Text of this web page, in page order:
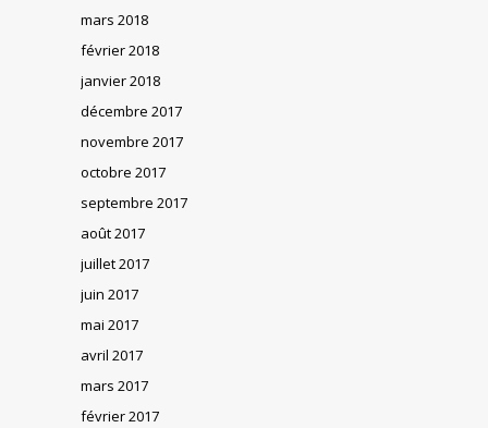
mars 2018
février 2018
janvier 2018
décembre 2017
novembre 2017
octobre 2017
septembre 2017
août 2017
juillet 2017
juin 2017
mai 2017
avril 2017
mars 2017
février 2017